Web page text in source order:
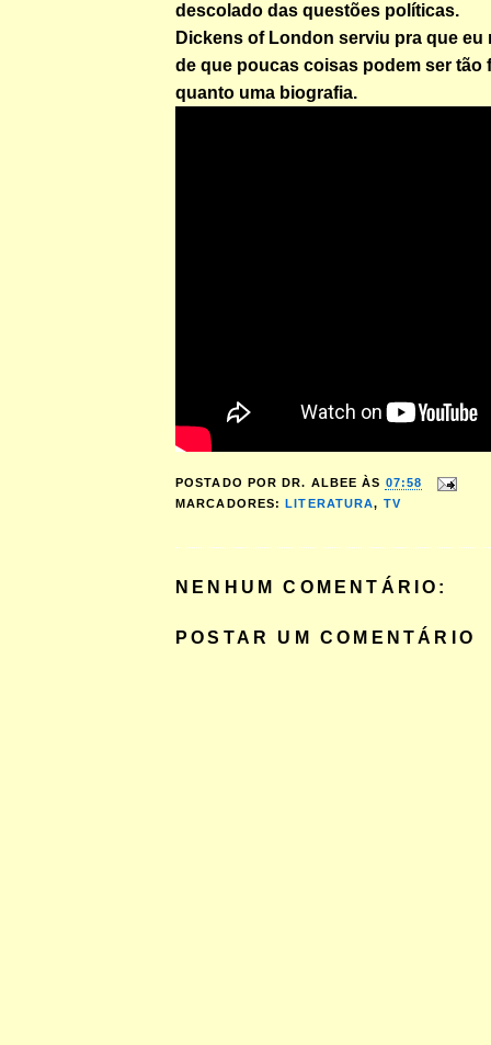
descolado das questões políticas.
Dickens of London serviu pra que eu
de que poucas coisas podem ser tão
quanto uma biografia.
POSTADO POR DR. ALBEE ÀS 07:58
MARCADORES:LITERATURA, TV
NENHUM COMENTÁRIO:
POSTAR UM COMENTÁRIO